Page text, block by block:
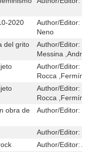
2020 Author/Editor:
Neno
del grito
Author/Editor:
Messina
Author/Editor:
Rocca ,Fermín
Author/Editor:
Rocca ,Fermín
obra de
Author/Editor:
Author/Editor:
Author/Editor: